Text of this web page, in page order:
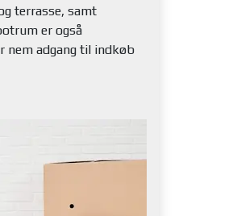
terrasse, samt
er også
nem adgang til indkøb